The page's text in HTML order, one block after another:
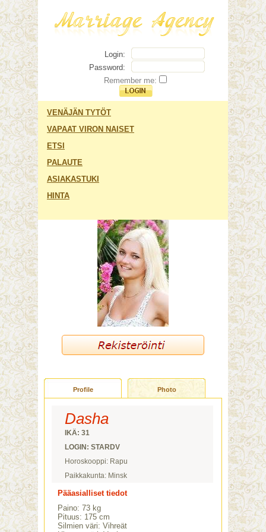
Login:
Password:
Remember me:
VENÄJÄN TYTÖT
VAPAAT VIRON NAISET
ETSI
PALAUTE
ASIAKASTUKI
HINTA
Profile Photo
Dasha
IKÄ: 31
LOGIN: STARDV
Horoskooppi: Rapu
Paikkakunta: Minsk
Pääasialliset tiedot
Paino: 73 kg
Pituus: 175 cm
Silmien väri: Vihreät